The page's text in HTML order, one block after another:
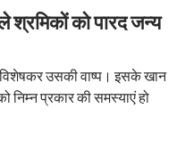
श्रमिकों को पारद जन्य
उसकी वाष्प। इसके खान
निम्न प्रकार की समस्याएं हो